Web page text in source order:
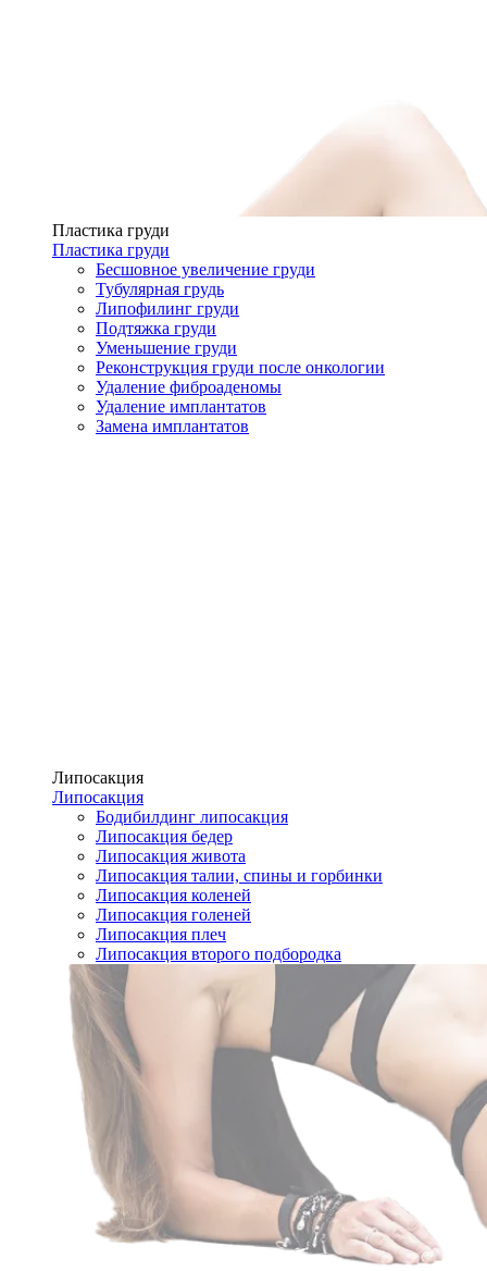
Пластика груди
Пластика груди
Бесшовное увеличение груди
Тубулярная грудь
Липофилинг груди
Подтяжка груди
Уменьшение груди
Реконструкция груди после онкологии
Удаление фиброаденомы
Удаление имплантатов
Замена имплантатов
Липосакция
Липосакция
Бодибилдинг липосакция
Липосакция бедер
Липосакция живота
Липосакция талии, спины и горбинки
Липосакция коленей
Липосакция голеней
Липосакция плеч
Липосакция второго подбородка